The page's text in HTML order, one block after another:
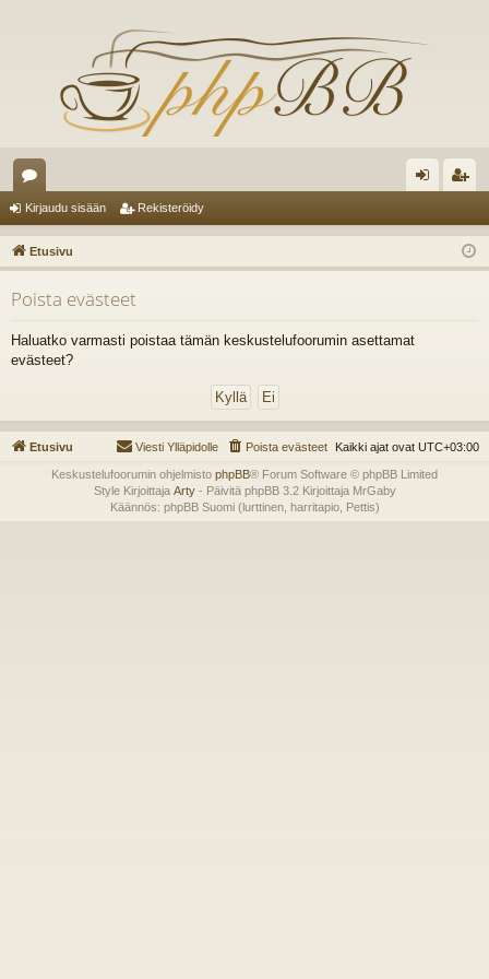
es
ku
st
el
ua
t
au
du
ist
er
Kirjaudu sisään Rekisteröidy
Etusivu
Poista evästeet
Haluatko varmasti poistaa tämän keskustelufoorumin asettamat
evästeet?
Etusivu Kaikki ajat ovat UTC+03:00
Poista evästeet
Viesti Ylläpidolle
Keskustelufoorumin ohjelmisto phpBB® Forum Software © phpBB Limited
Style Kirjoittaja Arty- Päivitä phpBB 3.2 Kirjoittaja MrGaby
Käännös: phpBB Suomi (lurttinen, harritapio, Pettis)